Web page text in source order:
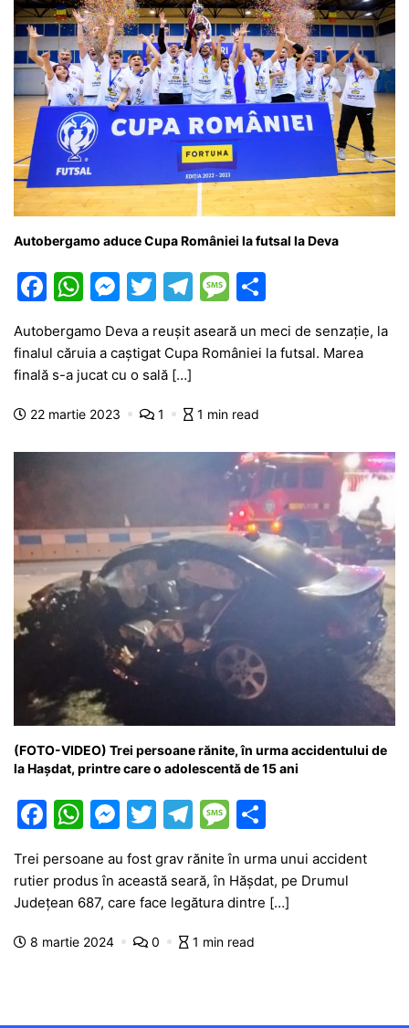
Autobergamo aduce Cupa României la futsal la Deva
F
c
e
b
o
o
W
at
s
A
p
M
s
s
e
g
T
itt
er
T
e
a
m
M
s
a
g
e
ta
ă
Autobergamo Deva a reușit aseară un meci de senzație, la
finalul căruia a caștigat Cupa României la futsal. Marea
finală s-a jucat cu o sală […]
22 martie 2023 1 1 min read
(FOTO-VIDEO) Trei persoane rănite, în urma accidentului de
la Hașdat, printre care o adolescentă de 15 ani
F
c
e
b
o
k
W
at
s
A
M
s
s
e
er
T
itt
er
T
e
gr
a
M
s
s
a
g
ta
je
Trei persoane au fost grav rănite în urma unui accident
rutier produs în această seară, în Hășdat, pe Drumul
Județean 687, care face legătura dintre […]
8 martie 2024 0 1 min read